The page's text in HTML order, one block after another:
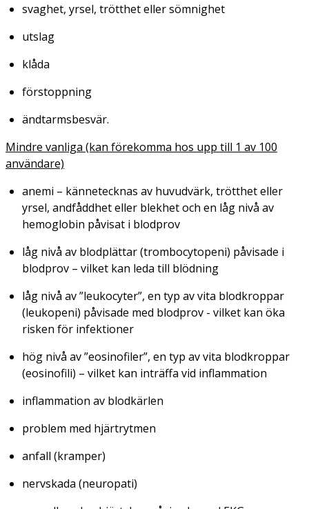
svaghet, yrsel, trötthet eller sömnighet
utslag
klåda
förstoppning
ändtarmsbesvär.
Mindre vanliga (kan förekomma hos upp till 1 av 100
användare)
anemi – kännetecknas av huvudvärk, trötthet eller
yrsel, andfåddhet eller blekhet och en låg nivå av
hemoglobin påvisat i blodprov
låg nivå av blodplättar (trombocytopeni) påvisade i
blodprov – vilket kan leda till blödning
låg nivå av ”leukocyter”, en typ av vita blodkroppar
(leukopeni) påvisade med blodprov - vilket kan öka
risken för infektioner
hög nivå av ”eosinofiler”, en typ av vita blodkroppar
(eosinofili) – vilket kan inträffa vid inflammation
inflammation av blodkärlen
problem med hjärtrytmen
anfall (kramper)
nervskada (neuropati)